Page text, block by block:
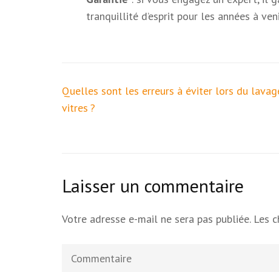
tranquillité d’esprit pour les années à
Navigation
de
Quelles sont les erreurs à éviter lors du
vitres ?
Laisser un commentaire
Votre adresse e-mail ne sera pas publiée. Les
Commentaire